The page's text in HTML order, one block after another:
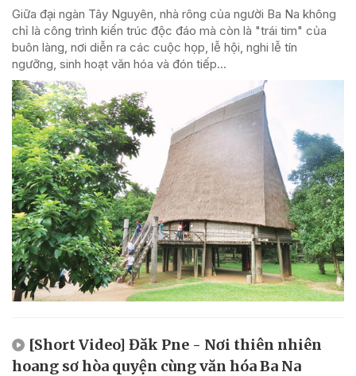
Giữa đại ngàn Tây Nguyên, nhà rông của người Ba Na không
chỉ là công trình kiến trúc độc đáo mà còn là "trái tim" của
buôn làng, nơi diễn ra các cuộc họp, lễ hội, nghi lễ tín
ngưỡng, sinh hoạt văn hóa và đón tiếp...
[Short Video] Đăk Pne - Nơi thiên nhiên
hoang sơ hòa quyện cùng văn hóa Ba Na